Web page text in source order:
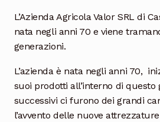
L’Azienda Agricola Valor SRL di
nata negli anni 70 e viene
generazioni.
L’azienda è nata negli anni 70,
suoi prodotti all’interno di questo
successivi ci furono dei grandi
l’avvento delle nuove